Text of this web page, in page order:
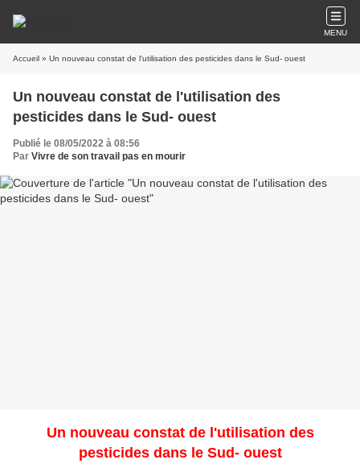
MENU
Accueil » Un nouveau constat de l'utilisation des pesticides dans le Sud- ouest
Un nouveau constat de l'utilisation des
pesticides dans le Sud- ouest
Publié le 08/05/2022 à 08:56
Par Vivre de son travail pas en mourir
Un nouveau constat de l'utilisation des
pesticides dans le Sud- ouest